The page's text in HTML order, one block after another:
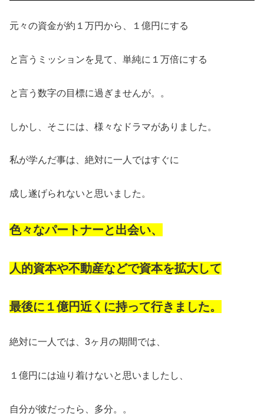
元々の資金が約１万円から、１億円にする
と言うミッションを見て、単純に１万倍にする
と言う数字の目標に過ぎませんが。。
しかし、そこには、様々なドラマがありました。
私が学んだ事は、絶対に一人ではすぐに
成し遂げられないと思いました。
色々なパートナーと出会い、
人的資本や不動産などで資本を拡大して
最後に１億円近くに持って行きました。
絶対に一人では、3ヶ月の期間では、
１億円には辿り着けないと思いましたし、
自分が彼だったら、多分。。